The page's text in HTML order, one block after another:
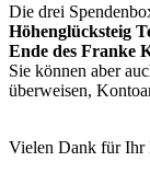
Die drei
Höhenglücksteig
Ende des Franke
Sie können aber
überweisen,
Vielen Dank für Ihr